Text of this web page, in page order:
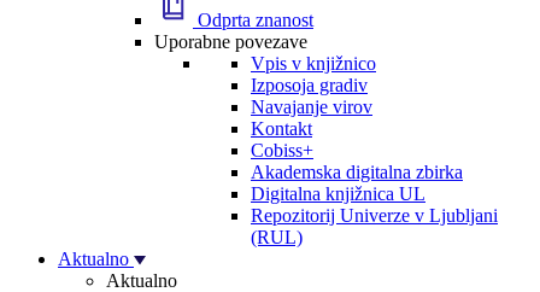
Odprta znanost
Uporabne povezave
Vpis v knjižnico
Izposoja gradiv
Navajanje virov
Kontakt
Cobiss+
Akademska digitalna zbirka
Digitalna knjižnica UL
Repozitorij Univerze v Ljubljani
(RUL)
Aktualno
Aktualno